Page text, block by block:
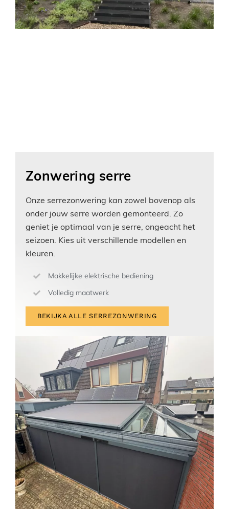
Zonwering serre
Onze serrezonwering kan zowel bovenop als
onder jouw serre worden gemonteerd. Zo
geniet je optimaal van je serre, ongeacht het
seizoen. Kies uit verschillende modellen en
kleuren.
Makkelijke elektrische bediening
Volledig maatwerk
BEKIJKA ALLE SERREZONWERING